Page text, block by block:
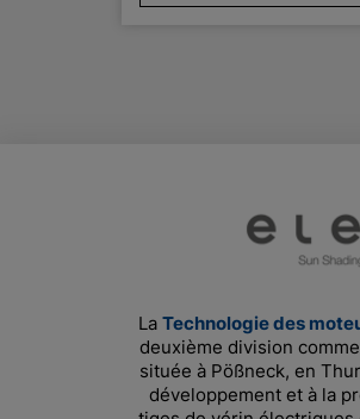
La Technologie des
deuxième division
située à Pößneck, en
développement et à la